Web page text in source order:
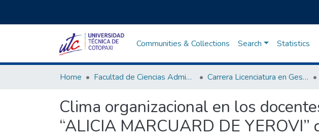
Communities & Collections Search Statistics
Home Facultad de Ciencias Administrativas y Económicas Carrera Licenciatura en Gestión del Talento Humano
Clima organizacional en los
“ALICIA MARCUARD DE YEROVI”